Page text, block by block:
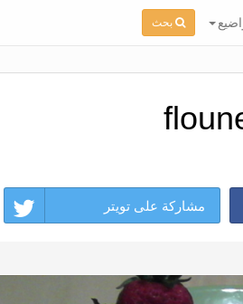
بحث
مشاركة على تويتر